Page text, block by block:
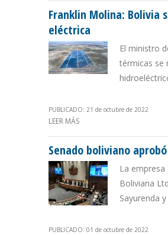
Franklin Molina: Bolivia
eléctrica
El ministro
térmicas se
PUBLICADO: 21 de octubre de 2022
LEER MÁS
Senado boliviano
La
Boliviana
Sayurenda
PUBLICADO: 01 de octubre de 2022